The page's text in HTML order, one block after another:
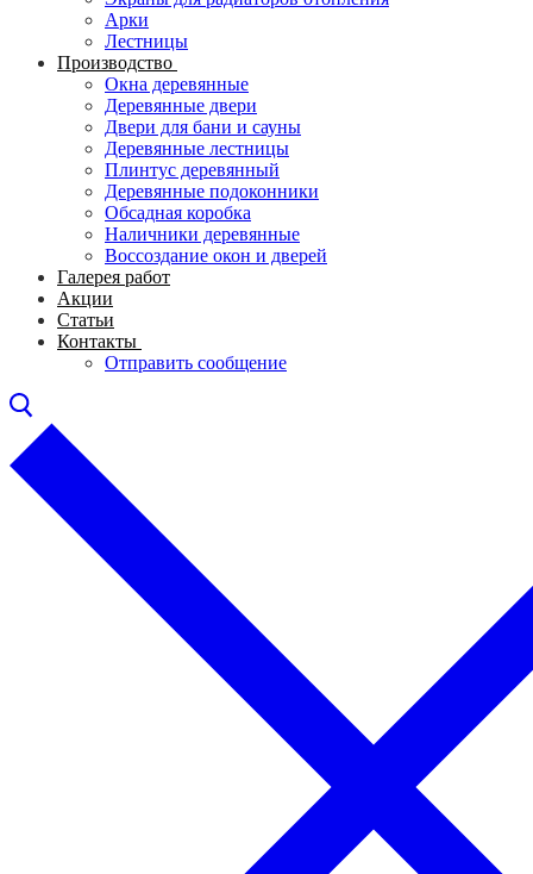
Арки
Лестницы
Производство
Окна деревянные
Деревянные двери
Двери для бани и сауны
Деревянные лестницы
Плинтус деревянный
Деревянные подоконники
Обсадная коробка
Наличники деревянные
Воссоздание окон и дверей
Галерея работ
Акции
Статьи
Контакты
Отправить сообщение